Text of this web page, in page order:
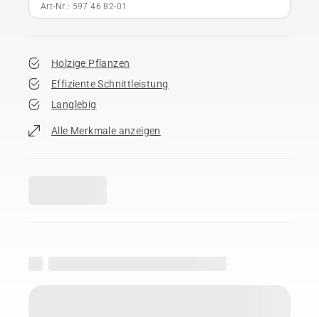
Art-Nr.: 597 46 82‑01
Holzige Pflanzen
Effiziente Schnittleistung
Langlebig
Alle Merkmale anzeigen